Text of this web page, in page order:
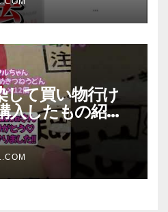
して買い物行け
入したもの紹